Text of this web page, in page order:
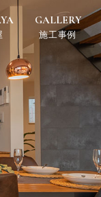
GALLERY
施工事例